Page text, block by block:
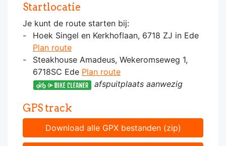
Startlocatie
Je kunt de route starten bij:
Hoek Singel en Kerkhoflaan, 6718 ZJ in Ede
Plan route
Steakhouse Amadeus, Wekeromseweg 1,
6718SC Ede Plan route
afspuitplaats aanwezig
GPS track
Download alle GPX bestanden (zip)